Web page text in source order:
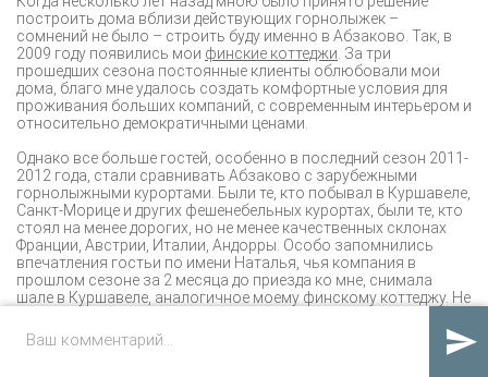
построить дома вблизи действующих горнолыжек –
сомнений не было – строить буду именно в Абзаково. Так, в
2009 году появились мои финские коттеджи . За три
прошедших сезона постоянные клиенты облюбовали мои
дома, благо мне удалось создать комфортные условия для
проживания больших компаний, с современным интерьером и
относительно демократичными ценами.
Однако все больше гостей, особенно в последний сезон 2011-
2012 года, стали сравнивать Абзаково с зарубежными
горнолыжными курортами. Были те, кто побывал в Куршавеле,
Санкт-Морице и других фешенебельных курортах, были те, кто
стоял на менее дорогих, но не менее качественных склонах
Франции, Австрии, Италии, Андорры. Особо запомнились
впечатления гостьи по имени Наталья, чья компания в
прошлом сезоне за 2 месяца до приезда ко мне, снимала
шале в Куршавеле, аналогичное моему финскому коттеджу. Не
проживание, питание, катание и дополнительные услуги (сами
понимаете, не дешево), вспомню только самые
